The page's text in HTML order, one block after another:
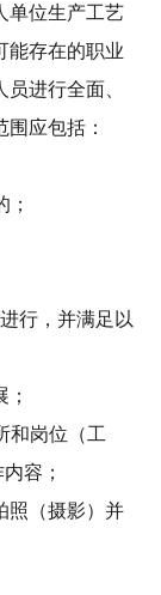
单位生产工艺
能存在的职业
进行全面、
应包括：
行，并满足以
和岗位（工
容；
照（摄影）并